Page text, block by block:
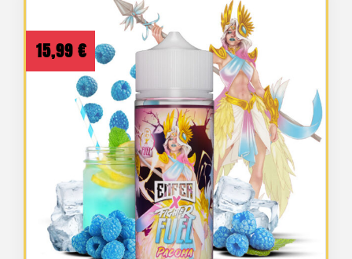
15,99 €